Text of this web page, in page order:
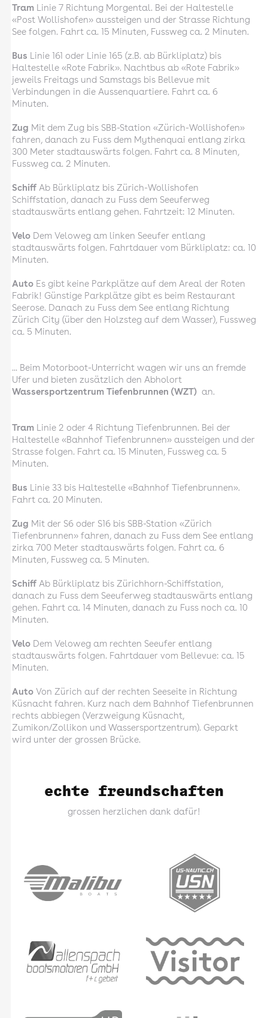
Tram Linie 7 Richtung Morgental. Bei der Haltestelle
«Post Wollishofen» aussteigen und der Strasse Richtung
See folgen. Fahrt ca. 15 Minuten, Fussweg ca. 2 Minuten.
Bus Linie 161 oder Linie 165 (z.B. ab Bürkliplatz) bis
Haltestelle «Rote Fabrik». Nachtbus ab «Rote Fabrik»
jeweils Freitags und Samstags bis Bellevue mit
Verbindungen in die Aussenquartiere. Fahrt ca. 6
Minuten.
Zug Mit dem Zug bis SBB-Station «Zürich-Wollishofen»
fahren, danach zu Fuss dem Mythenquai entlang zirka
300 Meter stadtauswärts folgen. Fahrt ca. 8 Minuten,
Fussweg ca. 2 Minuten.
SchiffAb Bürkliplatz bis Zürich-Wollishofen
Schiffstation, danach zu Fuss dem Seeuferweg
stadtauswärts entlang gehen. Fahrtzeit: 12 Minuten.
Velo Dem Veloweg am linken Seeufer entlang
stadtauswärts folgen. Fahrtdauer vom Bürkliplatz: ca. 10
Minuten.
Auto Es gibt keine Parkplätze auf dem Areal der Roten
Fabrik! Günstige Parkplätze gibt es beim Restaurant
Seerose. Danach zu Fuss dem See entlang Richtung
Zürich City (über den Holzsteg auf dem Wasser), Fussweg
ca. 5 Minuten.
... Beim Motorboot-Unterricht wagen wir uns an fremde
Ufer und bieten zusätzlich den Abholort
Wassersportzentrum Tiefenbrunnen (WZT) an.
Tram Linie 2 oder 4 Richtung Tiefenbrunnen. Bei der
Haltestelle «Bahnhof Tiefenbrunnen» aussteigen und der
Strasse folgen. Fahrt ca. 15 Minuten, Fussweg ca. 5
Minuten.
Bus Linie 33 bis Haltestelle «Bahnhof Tiefenbrunnen».
Fahrt ca. 20 Minuten.
Zug Mit der S6 oder S16 bis SBB-Station «Zürich
Tiefenbrunnen» fahren, danach zu Fuss dem See entlang
zirka 700 Meter stadtauswärts folgen. Fahrt ca. 6
Minuten, Fussweg ca. 5 Minuten.
SchiffAb Bürkliplatz bis Zürichhorn-Schiffstation,
danach zu Fuss dem Seeuferweg stadtauswärts entlang
gehen. Fahrt ca. 14 Minuten, danach zu Fuss noch ca. 10
Minuten.
Velo Dem Veloweg am rechten Seeufer entlang
stadtauswärts folgen. Fahrtdauer vom Bellevue: ca. 15
Minuten.
Auto Von Zürich auf der rechten Seeseite in Richtung
Küsnacht fahren. Kurz nach dem Bahnhof Tiefenbrunnen
rechts abbiegen (Verzweigung Küsnacht,
Zumikon/Zollikon und Wassersportzentrum). Geparkt
wird unter der grossen Brücke.
echte freundschaften
grossen herzlichen dank dafür!